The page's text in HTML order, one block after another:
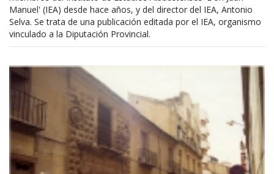
Manuel' (IEA) desde hace años, y del director del IEA, Antonio
Selva. Se trata de una publicación editada por el IEA, organismo
vinculado a la Diputación Provincial.